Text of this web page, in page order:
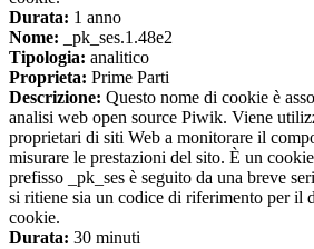
Durata: 1 anno
Nome: _pk_ses.1.48e2
Tipologia: analitico
Proprieta: Prime Parti
Descrizione: Questo nome di cookie è
analisi web open source Piwik. Viene
proprietari di siti Web a monitorare il
misurare le prestazioni del sito. È un
prefisso _pk_ses è seguito da una breve
si ritiene sia un codice di riferimento per il
cookie.
Durata: 30 minuti